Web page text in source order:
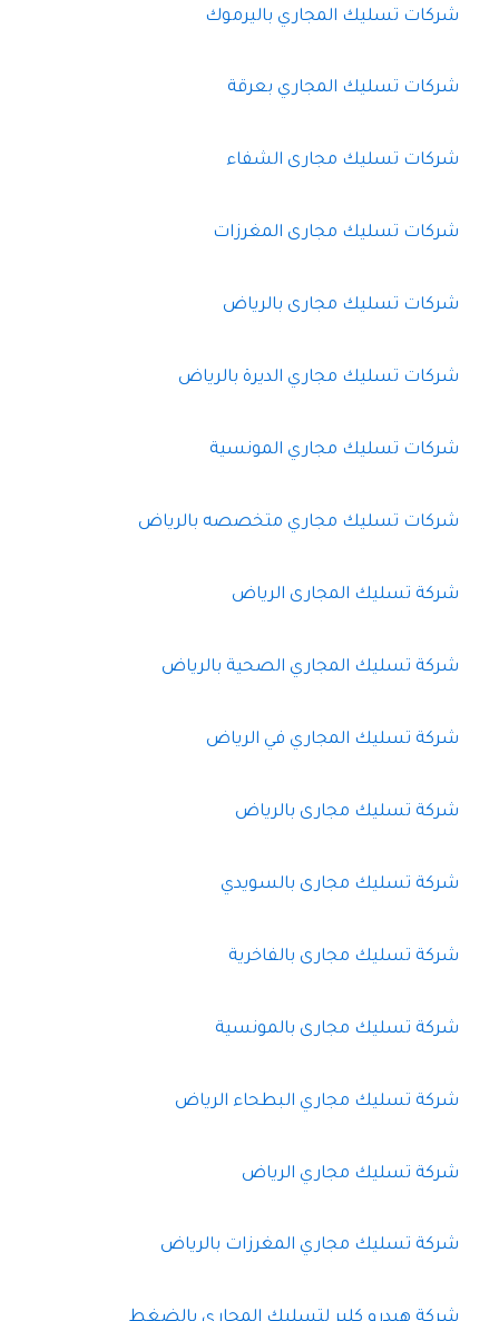
شركات تسليك المجاري باليرموك
شركات تسليك المجاري بعرقة
شركات تسليك مجارى الشفاء
شركات تسليك مجارى المغرزات
شركات تسليك مجارى بالرياض
شركات تسليك مجاري الديرة بالرياض
شركات تسليك مجاري المونسية
شركات تسليك مجاري متخصصه بالرياض
شركة تسليك المجارى الرياض
شركة تسليك المجاري الصحية بالرياض
شركة تسليك المجاري في الرياض
شركة تسليك مجارى بالرياض
شركة تسليك مجارى بالسويدي
شركة تسليك مجارى بالفاخرية
شركة تسليك مجارى بالمونسية
شركة تسليك مجاري البطحاء الرياض
شركة تسليك مجاري الرياض
شركة تسليك مجاري المغرزات بالرياض